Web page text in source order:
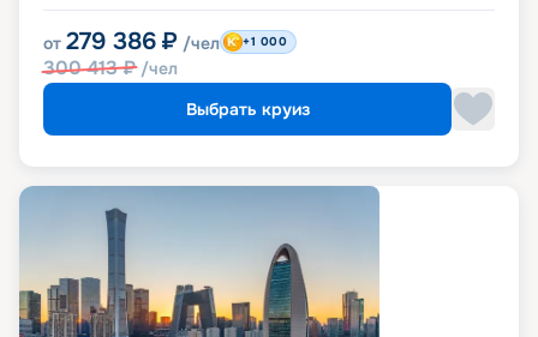
от 279 386 ₽ /чел
300 413₽ /чел
+1 000
Выбрать круиз